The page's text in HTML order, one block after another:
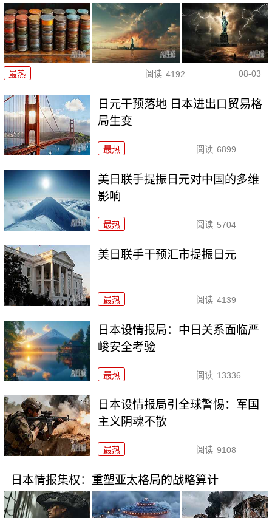
最热 阅读 4192 08-03
日元干预落地 日本进出口贸易格
局生变
最热 阅读 6899
美日联手提振日元对中国的多维
影响
最热 阅读 5704
美日联手干预汇市提振日元
最热 阅读 4139
日本设情报局：中日关系面临严
峻安全考验
最热 阅读 13336
日本设情报局引全球警惕：军国
主义阴魂不散
最热 阅读 9108
日本情报集权：重塑亚太格局的战略算计